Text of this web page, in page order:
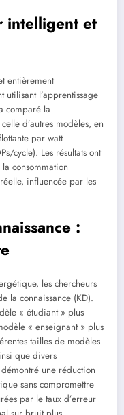
intelligent et
entièrement
utilisant l’apprentissage
comparé la
d’autres modèles, en
par watt
cycle). Les résultats ont
consommation
influencée par les
:
les chercheurs
la connaissance (KD).
« étudiant » plus
« enseignant » plus
tailles de modèles
que divers
une réduction
sans compromettre
par le taux d’erreur